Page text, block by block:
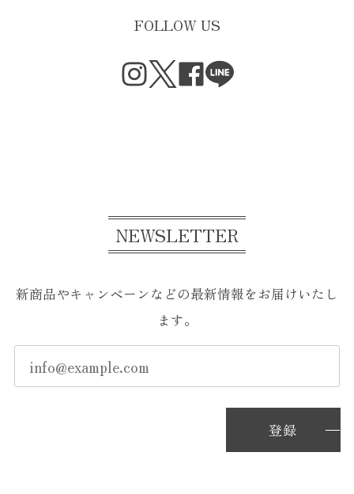
FOLLOW US
NEWSLETTER
新商品やキャンペーンなどの最新情報をお届けいたし
ます。
登録